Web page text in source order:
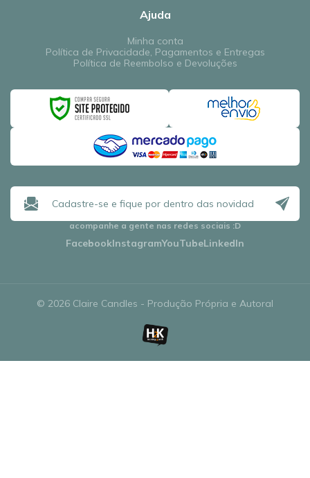
Ajuda
Minha conta
Política de Privacidade, Pagamentos e Entregas
Política de Reembolso e Devoluções
acompanhe a gente nas redes sociais :D
FacebookInstagramYouTubeLinkedIn
© 2026 Claire Candles - Produção Própria e Autoral